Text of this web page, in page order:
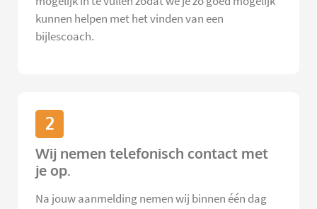
kunnen helpen met het vinden van een
bijlescoach.
2
Wij nemen telefonisch contact met
je op.
Na jouw aanmelding nemen wij binnen één dag